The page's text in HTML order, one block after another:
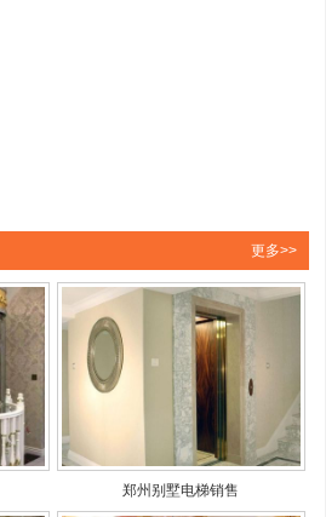
更多>>
郑州别墅电梯销售